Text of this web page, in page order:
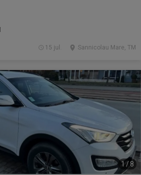
Sannicolau Mare, TM
15 jul.
1 /8